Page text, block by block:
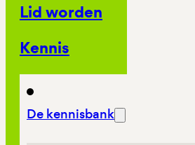
Lid worden
Kennis
De kennisbank